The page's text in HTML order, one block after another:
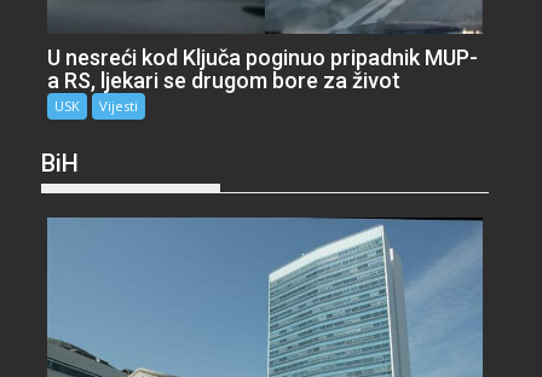
U nesreći kod Ključa poginuo pripadnik MUP-
a RS, ljekari se drugom bore za život
USK Vijesti
BiH